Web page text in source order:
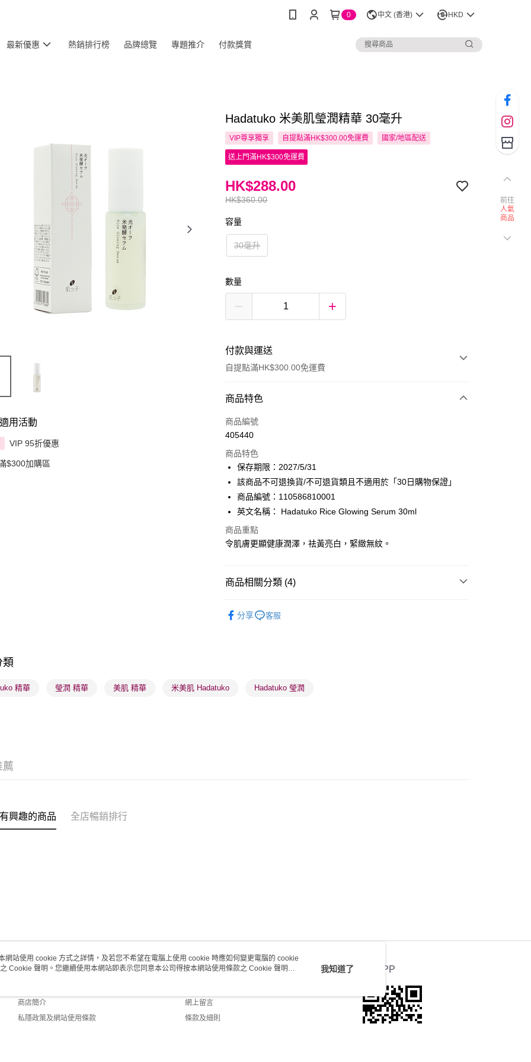
0 中文 (香港) HKD
最新優惠 熱銷排行榜 品牌總覽 專題推介 付款獎賞
用活動
VIP 95折優惠
$300加購區
Hadatuko 米美肌瑩潤精華 30毫升
VIP尊享獨享 自提點滿HK$300.00免運費 國家/地區配送
送上門滿HK$300免運費
HK$360.00
HK$288.00
容量
30毫升
數量
付款與運送
自提點滿HK$300.00免運費
付款方式
信用卡
AlipayHK
PayMe
WeChat Pay
BoC Pay
順豐自助櫃 - 確認發貨後1-3個工作天送達
商品特色
商品編號
405440
商品特色
保存期限：2027/5/31
該商品不可退換貨/不可退貨類且不適用於「30日購物保證」
商品編號：110586810001
英文名稱： Hadatuko Rice Glowing Serum 30ml
商品重點
令肌膚更顯健康潤澤，祛黃亮白，緊緻無紋。
商品相關分類 (4)
分享 客服
類
精華 瑩潤 精華 美肌 精華 米美肌 Hadatuko Hadatuko 瑩潤
薦
興趣的商品 全店暢銷排行
關於我們
商店簡介
私隱政策及網站使用條款
客戶服務
網上留言
條款及細則
官方APP
前往
人氣
商品
網站使用 cookie 方式之詳情，及若您不希望在電腦上使用 cookie 時應如何變更電腦的 cookie
之 Cookie 聲明。您繼續使用本網站即表示您同意本公司得按本網站使用條款之 Cookie 聲明使
我知道了